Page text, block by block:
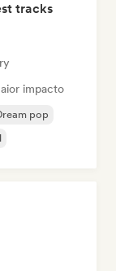
tracks
impacto
pop